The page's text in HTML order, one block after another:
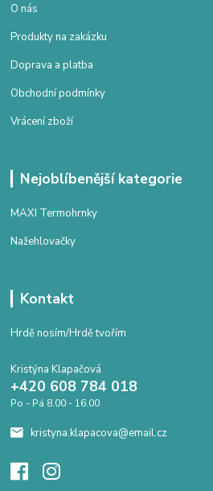
O nás
Produkty na zakázku
Doprava a platba
Obchodní podmínky
Vrácení zboží
Nejoblíbenější kategorie
MAXI Termohrnky
Nažehlovačky
Kontakt
Hrdě nosím/Hrdě tvořím
Kristýna Klapačová
+420 608 784 018
Po - Pá 8.00 - 16.00
kristyna.klapacova@email.cz